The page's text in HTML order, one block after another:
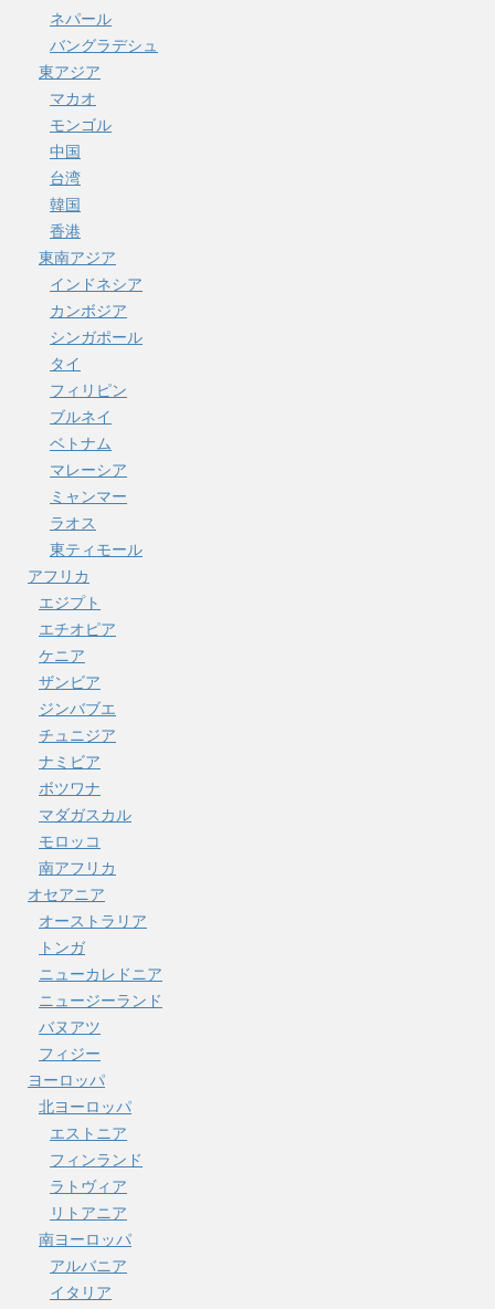
ネパール
バングラデシュ
東アジア
マカオ
モンゴル
中国
台湾
韓国
香港
東南アジア
インドネシア
カンボジア
シンガポール
タイ
フィリピン
ブルネイ
ベトナム
マレーシア
ミャンマー
ラオス
東ティモール
アフリカ
エジプト
エチオピア
ケニア
ザンビア
ジンバブエ
チュニジア
ナミビア
ボツワナ
マダガスカル
モロッコ
南アフリカ
オセアニア
オーストラリア
トンガ
ニューカレドニア
ニュージーランド
バヌアツ
フィジー
ヨーロッパ
北ヨーロッパ
エストニア
フィンランド
ラトヴィア
リトアニア
南ヨーロッパ
アルバニア
イタリア